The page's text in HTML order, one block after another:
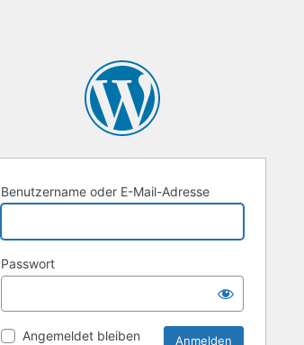
Benutzername oder E-Mail-Adresse
Passwort
Angemeldet bleiben